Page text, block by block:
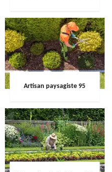
Artisan paysagiste 95